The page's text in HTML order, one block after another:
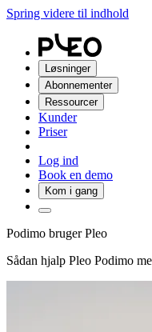
Spring videre til indhold
Løsninger
Abonnementer
Ressourcer
Kunder
Priser
Log ind
Book en demo
Kom i gang
Podimo bruger Pleo
Sådan hjalp Pleo Podimo